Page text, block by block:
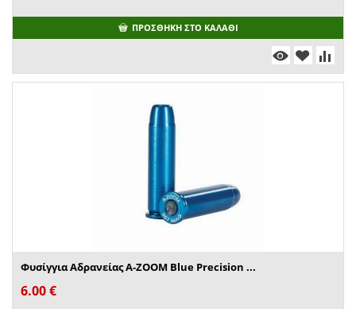
ΠΡΟΣΘΉΚΗ ΣΤΟ ΚΑΛΆΘΙ
Φυσίγγια Αδρανείας A-ZOOM Blue Precision ...
6.00€